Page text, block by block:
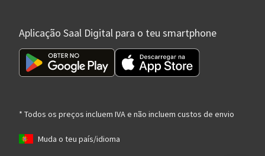
Aplicação Saal Digital para o teu smartphone
* Todos os preços incluem IVA e não incluem custos de envio
Muda o teu país/idioma